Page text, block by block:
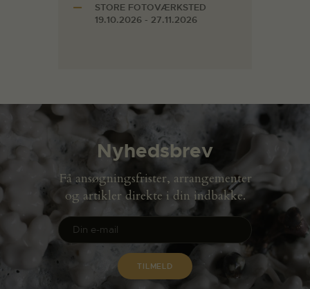
STORE FOTOVÆRKSTED
19.10.2026 - 27.11.2026
Nyhedsbrev
Få ansøgningsfrister, arrangementer
og artikler direkte i din indbakke.